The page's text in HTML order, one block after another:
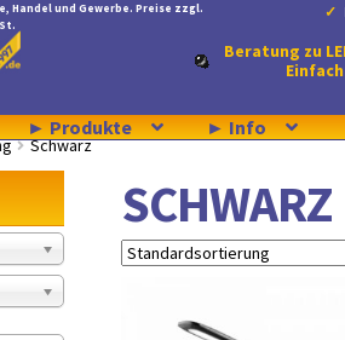
Handel und Gewerbe. Preise zzgl.
Beratung zu
► Produkte ► Info
Schwarz
SCHWARZ